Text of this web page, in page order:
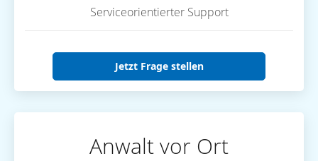
Serviceorientierter Support
Jetzt Frage stellen
Anwalt vor Ort